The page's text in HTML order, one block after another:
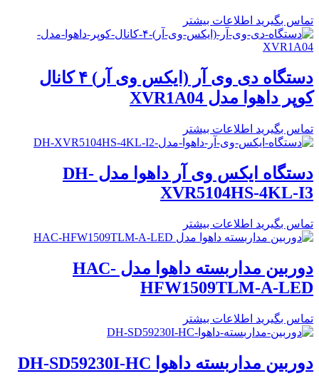
تماس بگیرید اطلاعات بیشتر
دستگاه دی وی آر (ایکس وی آر) ۴ کانال
کوپر داهوا مدل XVR1A04
تماس بگیرید اطلاعات بیشتر
دستگاه ایکس وی آر داهوا مدل DH-
XVR5104HS-4KL-I3
تماس بگیرید اطلاعات بیشتر
دوربین مداربسته داهوا مدل HAC-
HFW1509TLM-A-LED
تماس بگیرید اطلاعات بیشتر
دوربین مداربسته داهوا DH-SD59230I-HC